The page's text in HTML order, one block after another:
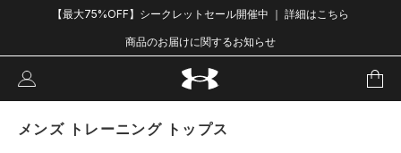
【最大75%OFF】シークレットセール開催中 ｜ 詳細はこちら
商品のお届けに関するお知らせ
メンズ トレーニング トップス